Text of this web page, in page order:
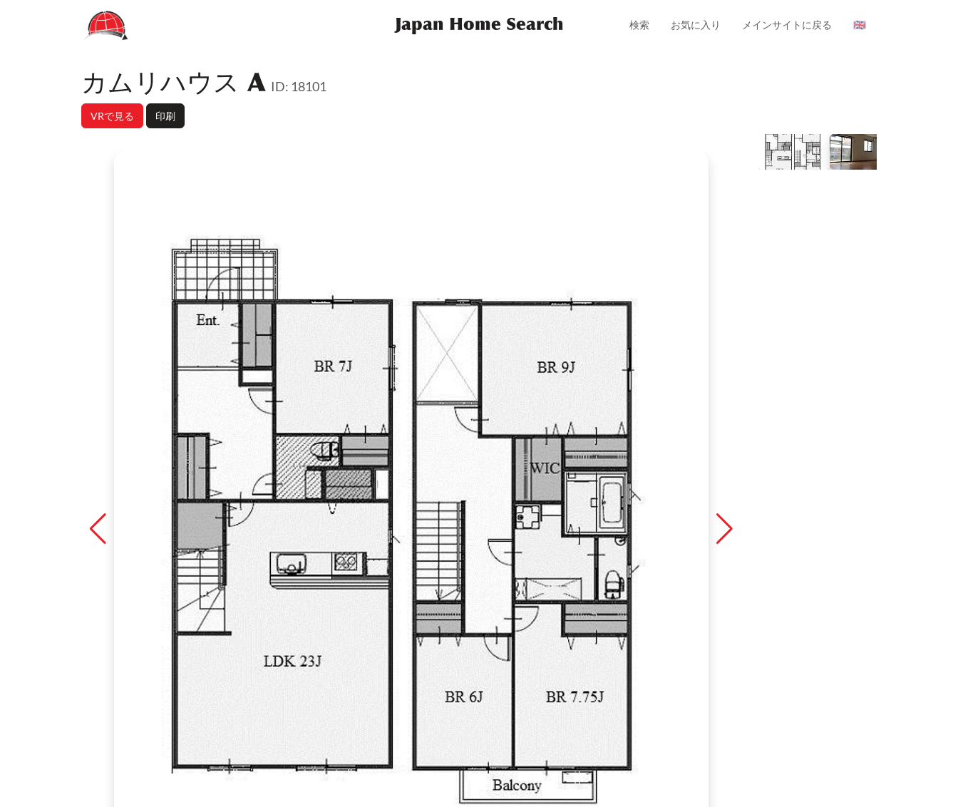
Japan Home Search 検索 お気に入り メインサイトに戻る 🇬🇧
カムリハウス A ID: 18101
VRで見る 印刷